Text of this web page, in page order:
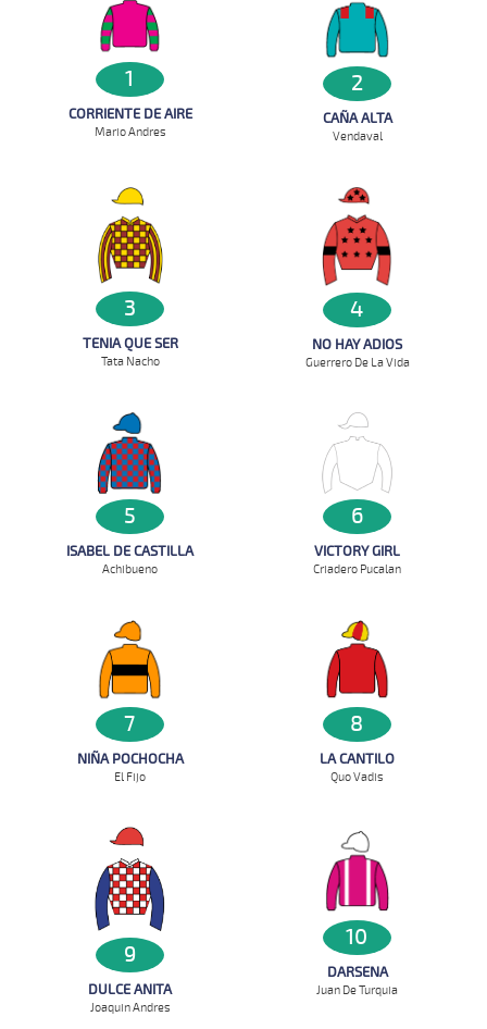
1
CORRIENTE DE AIRE
Mario Andres
2
CAÑA ALTA
Vendaval
3
TENIA QUE SER
Tata Nacho
4
NO HAY ADIOS
Guerrero De La Vida
5
ISABEL DE CASTILLA
Achibueno
6
VICTORY GIRL
Criadero Pucalan
7
NIÑA POCHOCHA
El Fijo
8
LA CANTILO
Quo Vadis
9
DULCE ANITA
Joaquin Andres
10
DARSENA
Juan De Turquia